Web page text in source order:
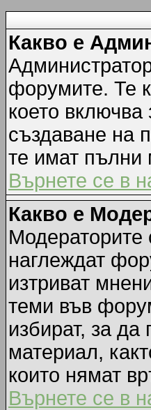
Какво е
форумите. Те
което
създаване на
те имат пълни
Върнете се в
Какво е
Модераторите
наглеждат
изтриват
теми във
избират, за да
материал,
които нямат
Върнете се в